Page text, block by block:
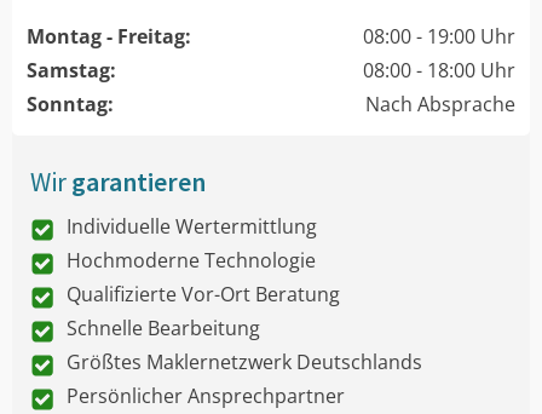
Montag - Freitag:
08:00 - 19:00 Uhr
Samstag:
08:00 - 18:00 Uhr
Sonntag:
Nach Absprache
Wirgarantieren
Individuelle Wertermittlung
Hochmoderne Technologie
Qualifizierte Vor-Ort Beratung
Schnelle Bearbeitung
Größtes Maklernetzwerk Deutschlands
Persönlicher Ansprechpartner